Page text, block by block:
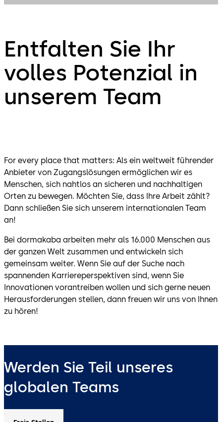
Entfalten Sie Ihr
volles Potenzial in
unserem Team
For every place that matters: Als ein weltweit führender
Anbieter von Zugangslösungen ermöglichen wir es
Menschen, sich nahtlos an sicheren und nachhaltigen
Orten zu bewegen. Möchten Sie, dass Ihre Arbeit zählt?
Dann schließen Sie sich unserem internationalen Team
an!
Bei dormakaba arbeiten mehr als 16.000 Menschen aus
der ganzen Welt zusammen und entwickeln sich
gemeinsam weiter. Wenn Sie auf der Suche nach
spannenden Karriereperspektiven sind, wenn Sie
Innovationen vorantreiben wollen und sich gerne neuen
Herausforderungen stellen, dann freuen wir uns von Ihnen
zu hören!
Werden Sie Teil unseres
globalen Teams